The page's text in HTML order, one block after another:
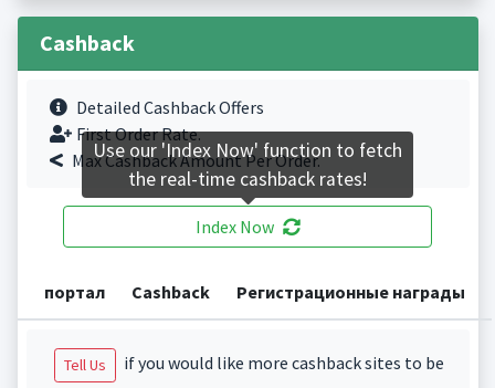
Cashback
Detailed Cashback Offers
First Order Rate.
Max Cashback Amount Per Order.
Index Now
портал Cashback Регистрационные награды
Tell Us
if you would like more cashback sites to be
Use our 'Index Now' function to fetch
the real-time cashback rates!